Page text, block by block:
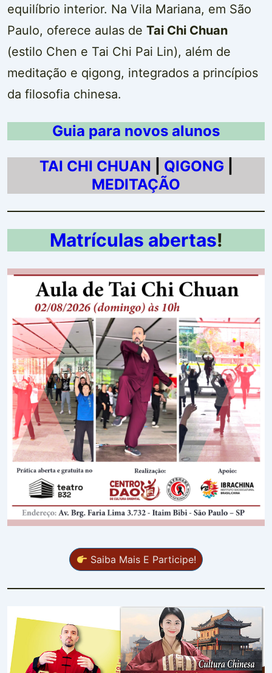
equilíbrio interior. Na Vila Mariana, em São
Paulo, oferece aulas de Tai Chi Chuan
(estilo Chen e Tai Chi Pai Lin), além de
meditação e qigong, integrados a princípios
da filosofia chinesa.
Guia para novos alunos
TAI CHI CHUAN
QIGONG
MEDITAÇÃO
Matrículas abertas!
Saiba Mais E Participe!